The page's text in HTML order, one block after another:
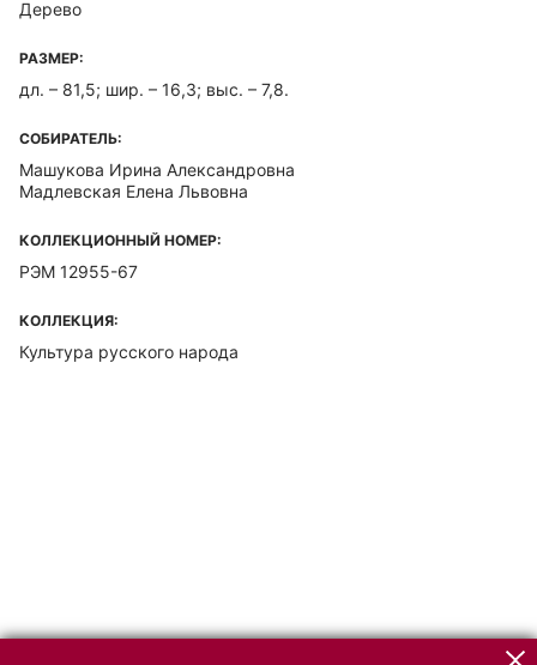
Дерево
РАЗМЕР:
дл. – 81,5; шир. – 16,3; выс. – 7,8.
СОБИРАТЕЛЬ:
Машукова Ирина Александровна
Мадлевская Елена Львовна
КОЛЛЕКЦИОННЫЙ НОМЕР:
РЭМ 12955-67
КОЛЛЕКЦИЯ:
Культура русского народа